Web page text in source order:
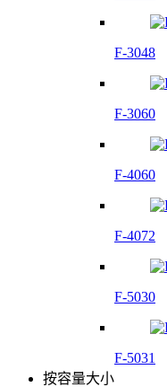
F-3048
F-3060
F-4060
F-4072
F-5030
F-5031
按容量大小